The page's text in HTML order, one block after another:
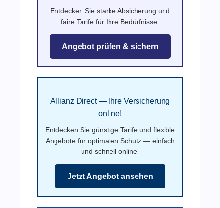
Entdecken Sie starke Absicherung und
faire Tarife für Ihre Bedürfnisse.
Angebot prüfen & sichern
Allianz Direct — Ihre Versicherung
online!
Entdecken Sie günstige Tarife und flexible
Angebote für optimalen Schutz — einfach
und schnell online.
Jetzt Angebot ansehen